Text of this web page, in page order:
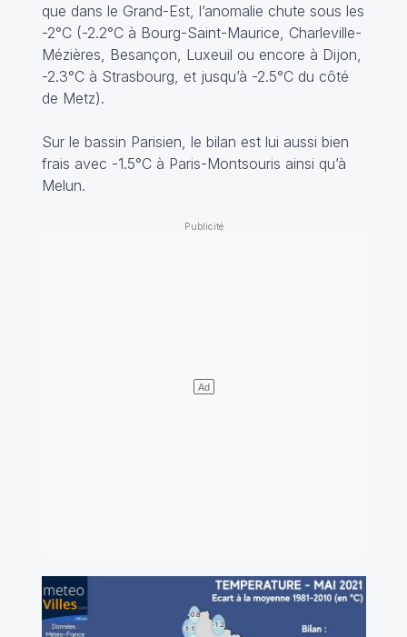
que dans le Grand-Est, l’anomalie chute sous les
-2°C (-2.2°C à Bourg-Saint-Maurice, Charleville-
Mézières, Besançon, Luxeuil ou encore à Dijon,
-2.3°C à Strasbourg, et jusqu’à -2.5°C du côté
de Metz).
Sur le bassin Parisien, le bilan est lui aussi bien
frais avec -1.5°C à Paris-Montsouris ainsi qu’à
Melun.